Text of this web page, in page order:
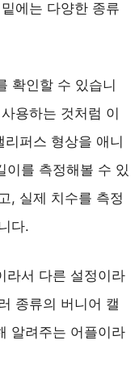
에는 다양한 종류
확인할 수 있습니
용하는 것처럼 이
퍼스 형상을 애니
이를 측정해볼 수 있
, 실제 치수를 측정
다.
라서 다른 설정이라
종류의 버니어 캘
알려주는 어플이라